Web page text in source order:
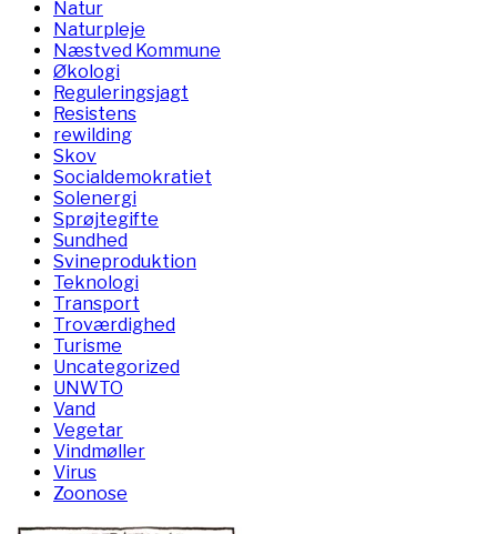
Natur
Naturpleje
Næstved Kommune
Økologi
Reguleringsjagt
Resistens
rewilding
Skov
Socialdemokratiet
Solenergi
Sprøjtegifte
Sundhed
Svineproduktion
Teknologi
Transport
Troværdighed
Turisme
Uncategorized
UNWTO
Vand
Vegetar
Vindmøller
Virus
Zoonose